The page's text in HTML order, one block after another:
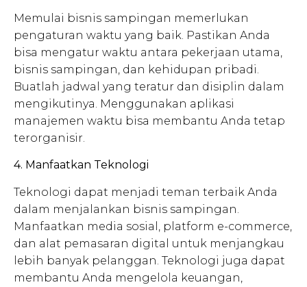
Memulai bisnis sampingan memerlukan
pengaturan waktu yang baik. Pastikan Anda
bisa mengatur waktu antara pekerjaan utama,
bisnis sampingan, dan kehidupan pribadi.
Buatlah jadwal yang teratur dan disiplin dalam
mengikutinya. Menggunakan aplikasi
manajemen waktu bisa membantu Anda tetap
terorganisir.
4. Manfaatkan Teknologi
Teknologi dapat menjadi teman terbaik Anda
dalam menjalankan bisnis sampingan.
Manfaatkan media sosial, platform e-commerce,
dan alat pemasaran digital untuk menjangkau
lebih banyak pelanggan. Teknologi juga dapat
membantu Anda mengelola keuangan,